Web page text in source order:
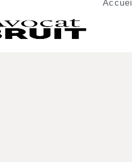
Accueil